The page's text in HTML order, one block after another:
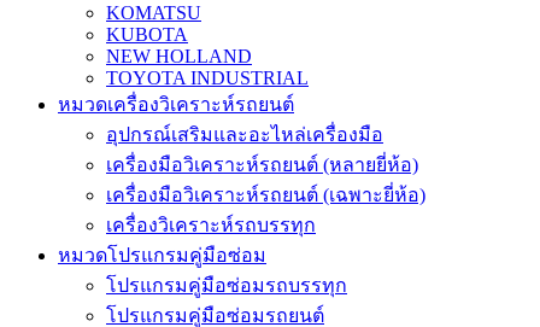
KOMATSU
KUBOTA
NEW HOLLAND
TOYOTA INDUSTRIAL
หมวดเครื่องวิเคราะห์รถยนต์
อุปกรณ์เสริมและอะไหล่เครื่องมือ
เครื่องมือวิเคราะห์รถยนต์ (หลายยี่ห้อ)
เครื่องมือวิเคราะห์รถยนต์ (เฉพาะยี่ห้อ)
เครื่องวิเคราะห์รถบรรทุก
หมวดโปรแกรมคู่มือซ่อม
โปรแกรมคู่มือซ่อมรถบรรทุก
โปรแกรมคู่มือซ่อมรถยนต์